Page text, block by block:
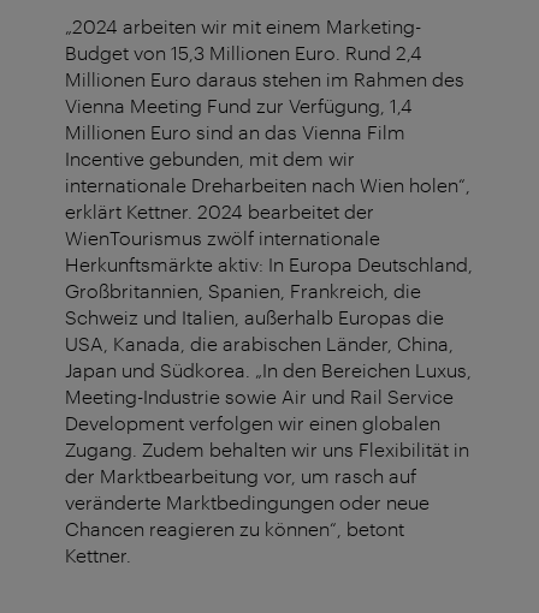
„2024 arbeiten wir mit einem Marketing-
Budget von 15,3 Millionen Euro. Rund 2,4
Millionen Euro daraus stehen im Rahmen des
Vienna Meeting Fund zur Verfügung, 1,4
Millionen Euro sind an das Vienna Film
Incentive gebunden, mit dem wir
internationale Dreharbeiten nach Wien holen“,
erklärt Kettner. 2024 bearbeitet der
WienTourismus zwölf internationale
Herkunftsmärkte aktiv: In Europa Deutschland,
Großbritannien, Spanien, Frankreich, die
Schweiz und Italien, außerhalb Europas die
USA, Kanada, die arabischen Länder, China,
Japan und Südkorea. „In den Bereichen Luxus,
Meeting-Industrie sowie Air und Rail Service
Development verfolgen wir einen globalen
Zugang. Zudem behalten wir uns Flexibilität in
der Marktbearbeitung vor, um rasch auf
veränderte Marktbedingungen oder neue
Chancen reagieren zu können“, betont
Kettner.